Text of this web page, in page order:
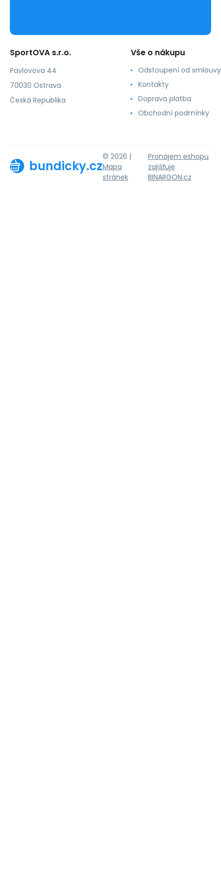
SportOVA s.r.o.
Pavlovova 44
70030 Ostrava
Česká Republika
Vše o nákupu
Odstoupení od smlouvy
Kontakty
Doprava platba
Obchodní podmínky
bundicky.cz
© 2026 |
Mapa
stránek
Pronájem eshopu
zajišťuje
BINARGON.cz